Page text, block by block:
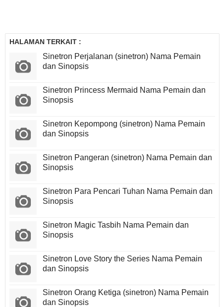
HALAMAN TERKAIT :
Sinetron Perjalanan (sinetron) Nama Pemain
dan Sinopsis
Sinetron Princess Mermaid Nama Pemain dan
Sinopsis
Sinetron Kepompong (sinetron) Nama Pemain
dan Sinopsis
Sinetron Pangeran (sinetron) Nama Pemain dan
Sinopsis
Sinetron Para Pencari Tuhan Nama Pemain dan
Sinopsis
Sinetron Magic Tasbih Nama Pemain dan
Sinopsis
Sinetron Love Story the Series Nama Pemain
dan Sinopsis
Sinetron Orang Ketiga (sinetron) Nama Pemain
dan Sinopsis